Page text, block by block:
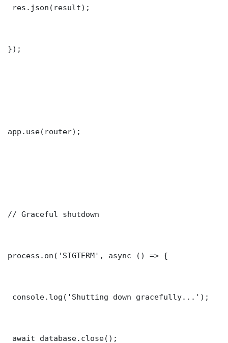
res.json(result);
});
app.use(router);
// Graceful shutdown
process.on('SIGTERM', async () => {
console.log('Shutting down gracefully...');
await database.close();